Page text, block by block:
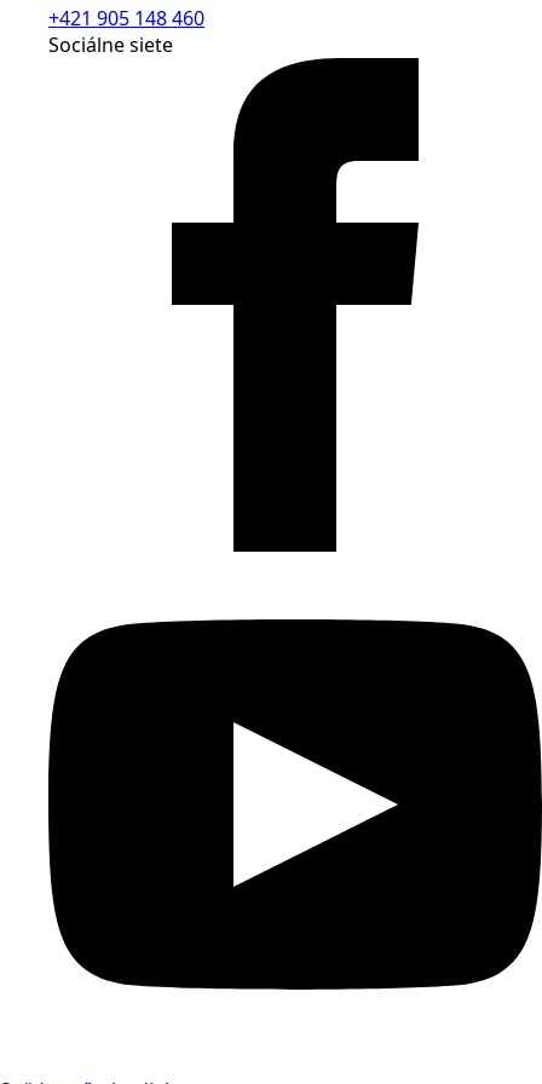
+421 905 148 460
Sociálne siete